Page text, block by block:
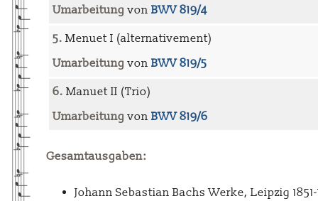
Umarbeitung von BWV 819/4
5. Menuet I (alternativement)
Umarbeitung von BWV 819/5
6. Manuet II (Trio)
Umarbeitung von BWV 819/6
Gesamtausgaben:
Johann Sebastian Bachs Werke, Leipzig